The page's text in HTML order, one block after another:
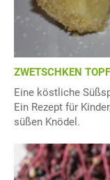
ZWETSCHKEN
Eine köstliche
Ein Rezept für
süßen Knödel.